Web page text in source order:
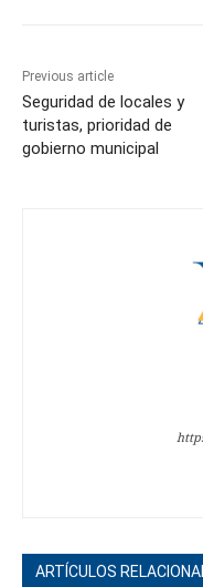
Previous article
Seguridad de locales y
turistas, prioridad de
gobierno municipal
ARTÍCULOS